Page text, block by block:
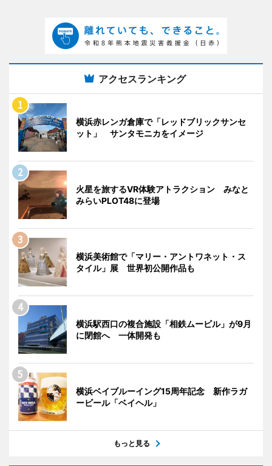
アクセスランキング
横浜赤レンガ倉庫で「レッドブリックサンセ
ット」 サンタモニカをイメージ
火星を旅するVR体験アトラクション みなと
みらいPLOT48に登場
横浜美術館で「マリー・アントワネット・ス
タイル」展 世界初公開作品も
横浜駅西口の複合施設「相鉄ムービル」が9月
に閉館へ 一体開発も
横浜ベイブルーイング15周年記念 新作ラガ
ービール「ベイヘル」
もっと見る